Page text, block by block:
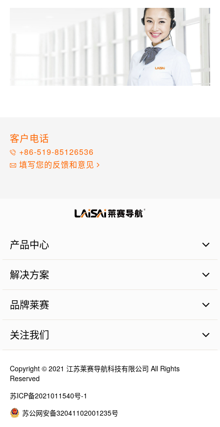
客户电话
+86-519-85126536
填写您的反馈和意见
产品中心
通用仪器
智慧农业
智能建造
解决方案
卫星平地系统
激光平地系统
卫星导航系统
工程机械控制系统
品牌莱赛
品牌价值
人才理念
最新消息
关注我们
Copyright © 2021 江苏莱赛导航科技有限公司 All Rights
Reserved
苏ICP备2021011540号-1
苏公网安备32041102001235号